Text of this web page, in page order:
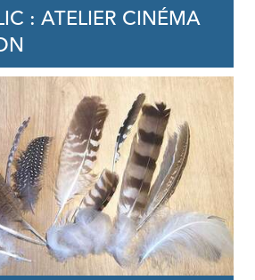
: ATELIER CINÉMA